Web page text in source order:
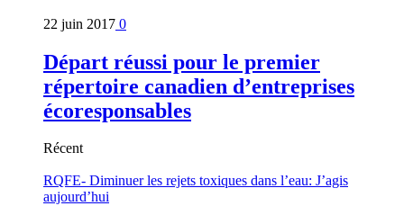
22 juin 2017 0
Départ réussi pour le premier
répertoire canadien d’entreprises
écoresponsables
Récent
RQFE- Diminuer les rejets toxiques dans l’eau: J’agis
aujourd’hui